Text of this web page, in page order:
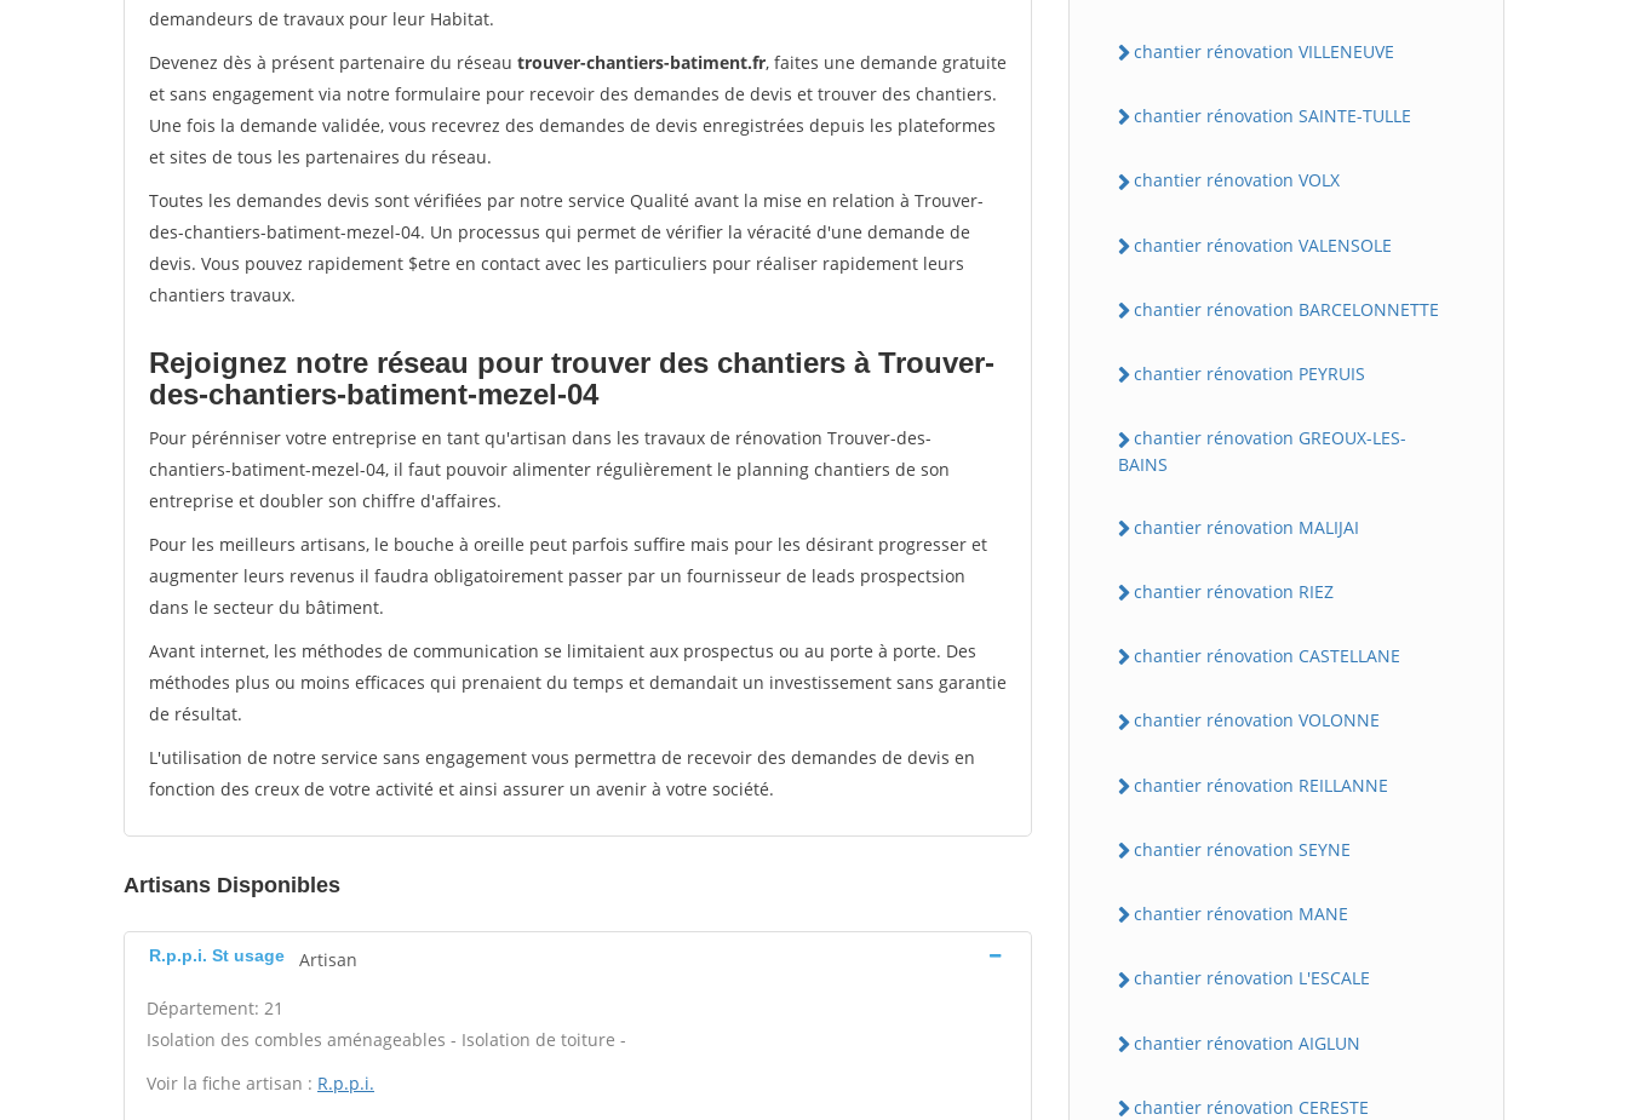
demandeurs de travaux pour leur Habitat.
Devenez dès à présent partenaire du réseau trouver-chantiers-batiment.fr, faites une demande gratuite
et sans engagement via notre formulaire pour recevoir des demandes de devis et trouver des chantiers.
Une fois la demande validée, vous recevrez des demandes de devis enregistrées depuis les plateformes
et sites de tous les partenaires du réseau.
Toutes les demandes devis sont vérifiées par notre service Qualité avant la mise en relation à Trouver-
des-chantiers-batiment-mezel-04. Un processus qui permet de vérifier la véracité d'une demande de
devis. Vous pouvez rapidement $etre en contact avec les particuliers pour réaliser rapidement leurs
chantiers travaux.
Rejoignez notre réseau pour trouver des chantiers à Trouver-
des-chantiers-batiment-mezel-04
Pour pérénniser votre entreprise en tant qu'artisan dans les travaux de rénovation Trouver-des-
chantiers-batiment-mezel-04, il faut pouvoir alimenter régulièrement le planning chantiers de son
entreprise et doubler son chiffre d'affaires.
Pour les meilleurs artisans, le bouche à oreille peut parfois suffire mais pour les désirant progresser et
augmenter leurs revenus il faudra obligatoirement passer par un fournisseur de leads prospectsion
dans le secteur du bâtiment.
Avant internet, les méthodes de communication se limitaient aux prospectus ou au porte à porte. Des
méthodes plus ou moins efficaces qui prenaient du temps et demandait un investissement sans garantie
de résultat.
L'utilisation de notre service sans engagement vous permettra de recevoir des demandes de devis en
fonction des creux de votre activité et ainsi assurer un avenir à votre société.
Artisans Disponibles
R.p.p.i. St usage Artisan
Département: 21
Isolation des combles aménageables - Isolation de toiture -
Voir la fiche artisan : R.p.p.i.
chantier rénovation VILLENEUVE
chantier rénovation SAINTE-TULLE
chantier rénovation VOLX
chantier rénovation VALENSOLE
chantier rénovation BARCELONNETTE
chantier rénovation PEYRUIS
chantier rénovation GREOUX-LES-
BAINS
chantier rénovation MALIJAI
chantier rénovation RIEZ
chantier rénovation CASTELLANE
chantier rénovation VOLONNE
chantier rénovation REILLANNE
chantier rénovation SEYNE
chantier rénovation MANE
chantier rénovation L'ESCALE
chantier rénovation AIGLUN
chantier rénovation CERESTE